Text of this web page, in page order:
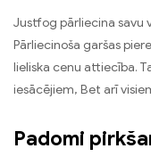
Justfog pārliecina savu
Pārliecinoša garšas
lieliska cenu attiecība.
iesācējiem, Bet arī
Padomi